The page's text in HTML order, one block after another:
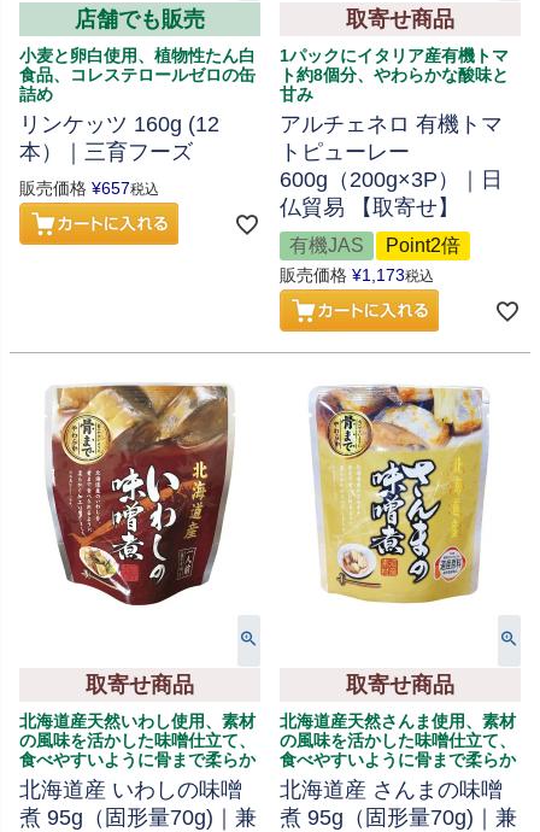
店舗でも販売
小麦と卵白使用、植物性たん白
食品、コレステロールゼロの缶
詰め
リンケッツ 160g (12
本）｜三育フーズ
販売価格 ¥657税込
取寄せ商品
1パックにイタリア産有機トマ
ト約8個分、やわらかな酸味と
甘み
アルチェネロ 有機トマ
トピューレー
600g（200g×3P）｜日
仏貿易 【取寄せ】
有機JAS Point2倍
販売価格 ¥1,173税込
取寄せ商品
北海道産天然いわし使用、素材
の風味を活かした味噌仕立て、
食べやすいように骨まで柔らか
北海道産 いわしの味噌
煮 95g（固形量70g)｜兼
取寄せ商品
北海道産天然さんま使用、素材
の風味を活かした味噌仕立て、
食べやすいように骨まで柔らか
北海道産 さんまの味噌
煮 95g（固形量70g)｜兼